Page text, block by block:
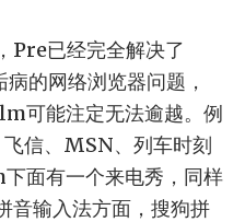
Pre已经完全解决了
的网络浏览器问题，
可能注定无法逾越。例
信、MSN、列车时刻
面有一个来电秀，同样
音输入法方面，搜狗拼